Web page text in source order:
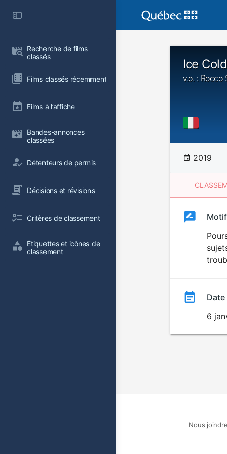
Recherche de films
classés
Films classés récemment
Films à l’affiche
Bandes-annonces
classées
Détenteurs de permis
Décisions et révisions
Critères de classement
Étiquettes et icônes de
classement
Ice
v.o. : Rocco
2019
6
Nous joindre